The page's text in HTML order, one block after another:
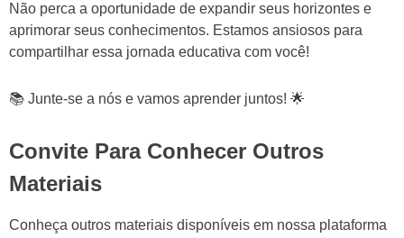
Não perca a oportunidade de expandir seus horizontes e
aprimorar seus conhecimentos. Estamos ansiosos para
compartilhar essa jornada educativa com você!
📚 Junte-se a nós e vamos aprender juntos! 🌟
Convite Para Conhecer Outros
Materiais
Conheça outros materiais disponíveis em nossa plataforma